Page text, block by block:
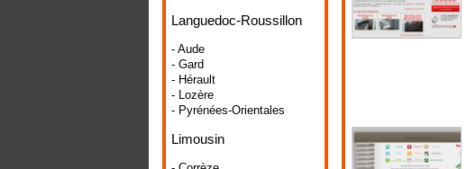
Languedoc-Roussillon
- Aude
- Gard
- Hérault
- Lozère
- Pyrénées-Orientales
Limousin